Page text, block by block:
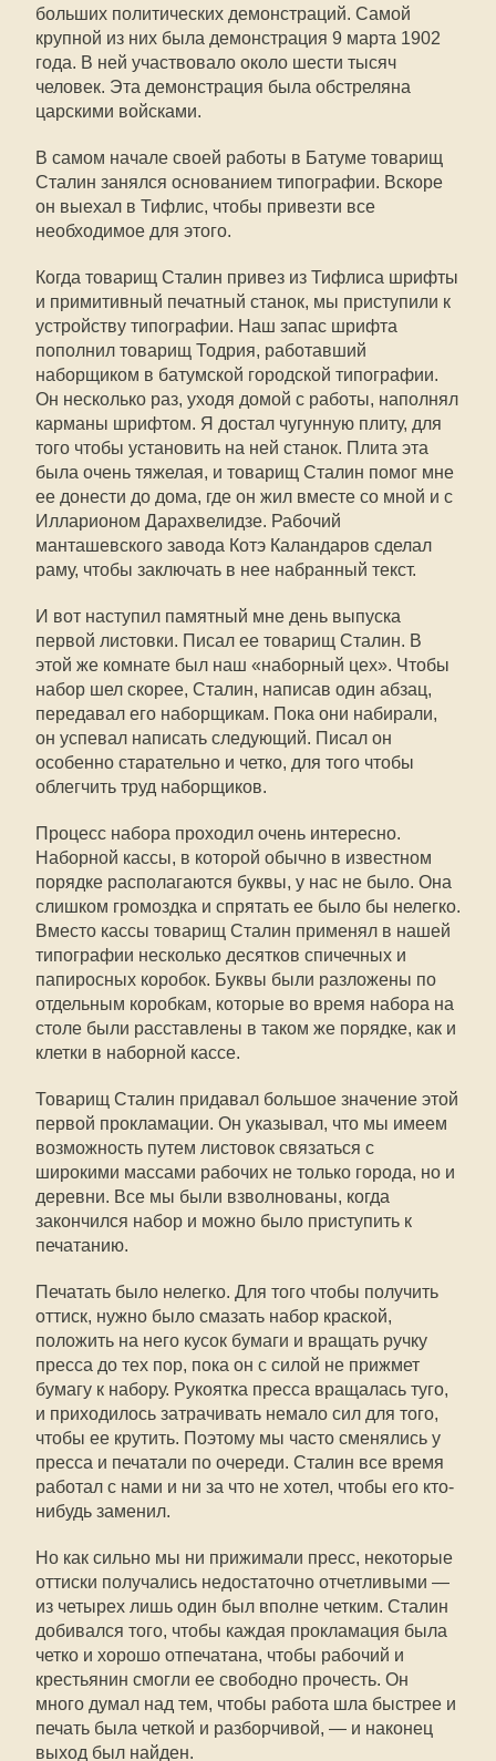
больших политических демонстраций. Самой
крупной из них была демонстрация 9 марта 1902
года. В ней участвовало около шести тысяч
человек. Эта демонстрация была обстреляна
царскими войсками.
В самом начале своей работы в Батуме товарищ
Сталин занялся основанием типографии. Вскоре
он выехал в Тифлис, чтобы привезти все
необходимое для этого.
Когда товарищ Сталин привез из Тифлиса шрифты
и примитивный печатный станок, мы приступили к
устройству типографии. Наш запас шрифта
пополнил товарищ Тодрия, работавший
наборщиком в батумской городской типографии.
Он несколько раз, уходя домой с работы, наполнял
карманы шрифтом. Я достал чугунную плиту, для
того чтобы установить на ней станок. Плита эта
была очень тяжелая, и товарищ Сталин помог мне
ее донести до дома, где он жил вместе со мной и с
Илларионом Дарахвелидзе. Рабочий
манташевского завода Котэ Каландаров сделал
раму, чтобы заключать в нее набранный текст.
И вот наступил памятный мне день выпуска
первой листовки. Писал ее товарищ Сталин. В
этой же комнате был наш «наборный цех». Чтобы
набор шел скорее, Сталин, написав один абзац,
передавал его наборщикам. Пока они набирали,
он успевал написать следующий. Писал он
особенно старательно и четко, для того чтобы
облегчить труд наборщиков.
Процесс набора проходил очень интересно.
Наборной кассы, в которой обычно в известном
порядке располагаются буквы, у нас не было. Она
слишком громоздка и спрятать ее было бы нелегко.
Вместо кассы товарищ Сталин применял в нашей
типографии несколько десятков спичечных и
папиросных коробок. Буквы были разложены по
отдельным коробкам, которые во время набора на
столе были расставлены в таком же порядке, как и
клетки в наборной кассе.
Товарищ Сталин придавал большое значение этой
первой прокламации. Он указывал, что мы имеем
возможность путем листовок связаться с
широкими массами рабочих не только города, но и
деревни. Все мы были взволнованы, когда
закончился набор и можно было приступить к
печатанию.
Печатать было нелегко. Для того чтобы получить
оттиск, нужно было смазать набор краской,
положить на него кусок бумаги и вращать ручку
пресса до тех пор, пока он с силой не прижмет
бумагу к набору. Рукоятка пресса вращалась туго,
и приходилось затрачивать немало сил для того,
чтобы ее крутить. Поэтому мы часто сменялись у
пресса и печатали по очереди. Сталин все время
работал с нами и ни за что не хотел, чтобы его кто-
нибудь заменил.
Но как сильно мы ни прижимали пресс, некоторые
оттиски получались недостаточно отчетливыми —
из четырех лишь один был вполне четким. Сталин
добивался того, чтобы каждая прокламация была
четко и хорошо отпечатана, чтобы рабочий и
крестьянин смогли ее свободно прочесть. Он
много думал над тем, чтобы работа шла быстрее и
печать была четкой и разборчивой, — и наконец
выход был найден.